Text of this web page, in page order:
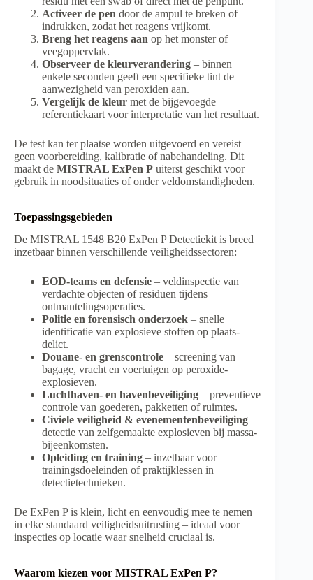
Activeer de pen door de ampul te breken of
indrukken, zodat het reagens vrijkomt.
Breng het reagens aan op het monster of
veegoppervlak.
Observeer de kleurverandering – binnen
enkele seconden geeft een specifieke tint de
aanwezigheid van peroxiden aan.
Vergelijk de kleur met de bijgevoegde
referentiekaart voor interpretatie van het resultaat.
De test kan ter plaatse worden uitgevoerd en vereist
geen voorbereiding, kalibratie of nabehandeling. Dit
maakt de MISTRAL ExPen P uiterst geschikt voor
gebruik in noodsituaties of onder veldomstandigheden.
Toepassingsgebieden
De MISTRAL 1548 B20 ExPen P Detectiekit is breed
inzetbaar binnen verschillende veiligheidssectoren:
EOD-teams en defensie – veldinspectie van
verdachte objecten of residuen tijdens
ontmantelingsoperaties.
Politie en forensisch onderzoek – snelle
identificatie van explosieve stoffen op plaats-
delict.
Douane- en grenscontrole – screening van
bagage, vracht en voertuigen op peroxide-
explosieven.
Luchthaven- en havenbeveiliging – preventieve
controle van goederen, pakketten of ruimtes.
Civiele veiligheid & evenementenbeveiliging –
detectie van zelfgemaakte explosieven bij massa-
bijeenkomsten.
Opleiding en training – inzetbaar voor
trainingsdoeleinden of praktijklessen in
detectietechnieken.
De ExPen P is klein, licht en eenvoudig mee te nemen
in elke standaard veiligheidsuitrusting – ideaal voor
inspecties op locatie waar snelheid cruciaal is.
Waarom kiezen voor MISTRAL ExPen P?